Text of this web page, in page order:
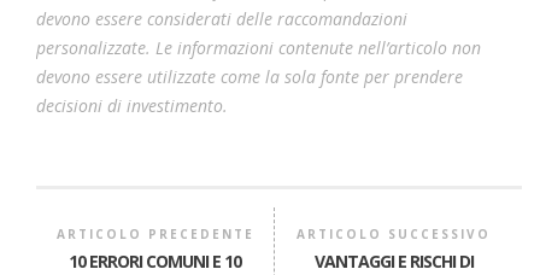
devono essere considerati delle raccomandazioni
personalizzate. Le informazioni contenute nell’articolo non
devono essere utilizzate come la sola fonte per prendere
decisioni di investimento.
ARTICOLO PRECEDENTE
10 ERRORI COMUNI E 10
ARTICOLO SUCCESSIVO
VANTAGGI E RISCHI DI